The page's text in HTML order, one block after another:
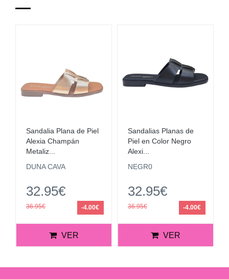
Sandalia Plana de Piel
Alexia Champán
Metaliz...
DUNA CAVA
32.95€
36.95€ -4.00€
VER
Sandalias Planas de
Piel en Color Negro
Alexi...
NEGR0
32.95€
36.95€ -4.00€
VER